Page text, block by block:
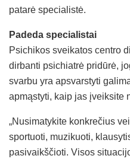
patarė specialistė.
Padeda specialistai
Psichikos sveikatos centro
dirbanti psichiatrė pridūrė,
svarbu yra apsvarstyti
apmąstyti, kaip jas įveiksite
„Nusimatykite konkrečius
sportuoti, muzikuoti,
pasivaikščioti. Visos